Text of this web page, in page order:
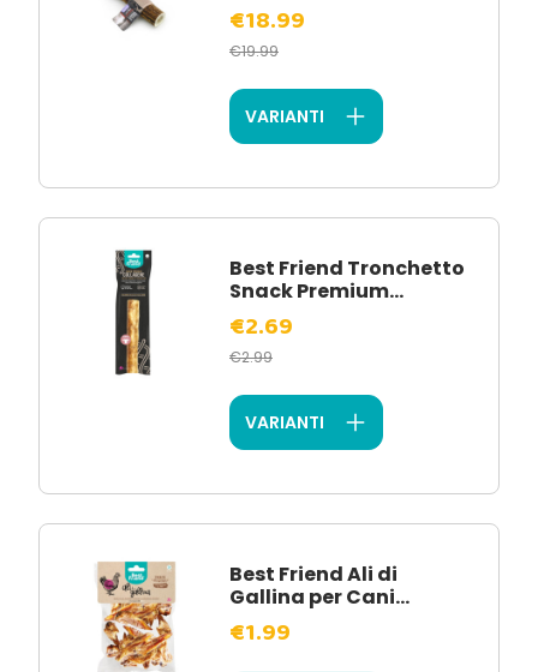
€18.99
€19.99
VARIANTI
Best Friend Tronchetto
Snack Premium...
€2.69
€2.99
VARIANTI
Best Friend Ali di
Gallina per Cani...
€1.99